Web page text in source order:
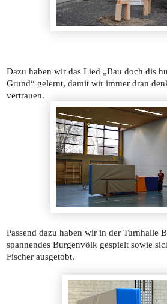
Dazu haben wir das Lied „Bau doch dis
Grund“ gelernt, damit wir immer dran
vertrauen.
Passend dazu haben wir in der Turnhalle
spannendes Burgenvölk gespielt sowie
Fischer ausgetobt.